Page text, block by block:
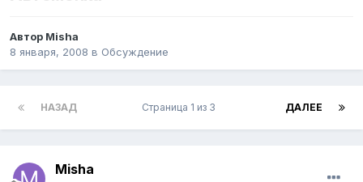
Автор Misha
8 января, 2008 в Обсуждение
НАЗАД ДАЛЕЕ
Страница 1 из 3
Misha